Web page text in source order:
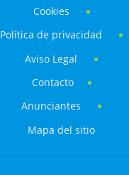
Cookies
Política de privacidad
Aviso Legal
Contacto
Anunciantes
Mapa del sitio